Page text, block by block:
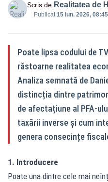
Scris de Realitatea de
Publicat:15 iun. 2026, 08:45
Poate lipsa codului de
răstoarne realitatea
Analiza semnată de
distincția dintre
de afectațiune al PFA-
taxării inverse și cum
genera consecințe
1. Introducere
Poate una dintre cele mai